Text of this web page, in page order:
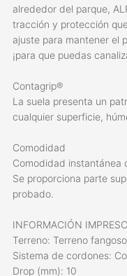
alrededor del parque,
tracción y protección
ajuste para mantener el
¡para que puedas
Contagrip®
La suela presenta un
cualquier superficie,
Comodidad
Comodidad instantánea
Se proporciona parte
probado.
INFORMACIÓN
Terreno: Terreno
Sistema de cordones:
Drop (mm): 10